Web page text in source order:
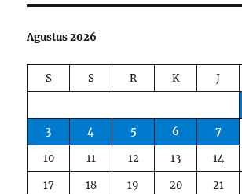
Agustus 2026
S S R K J
3
4 5 6 7
10
11 12 13 14
17
18 19 20 21